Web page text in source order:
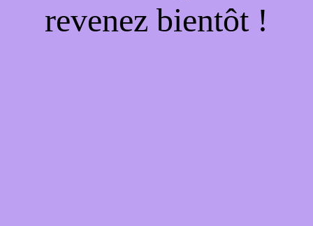
revenez bientôt !